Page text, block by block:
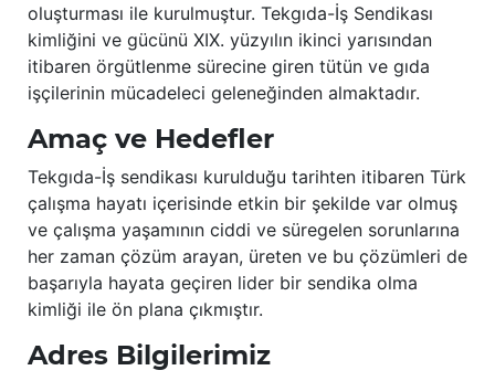
oluşturması ile kurulmuştur. Tekgıda-İş Sendikası
kimliğini ve gücünü XIX. yüzyılın ikinci yarısından
itibaren örgütlenme sürecine giren tütün ve gıda
işçilerinin mücadeleci geleneğinden almaktadır.
Amaç ve Hedefler
Tekgıda-İş sendikası kurulduğu tarihten itibaren Türk
çalışma hayatı içerisinde etkin bir şekilde var olmuş
ve çalışma yaşamının ciddi ve süregelen sorunlarına
her zaman çözüm arayan, üreten ve bu çözümleri de
başarıyla hayata geçiren lider bir sendika olma
kimliği ile ön plana çıkmıştır.
Adres Bilgilerimiz